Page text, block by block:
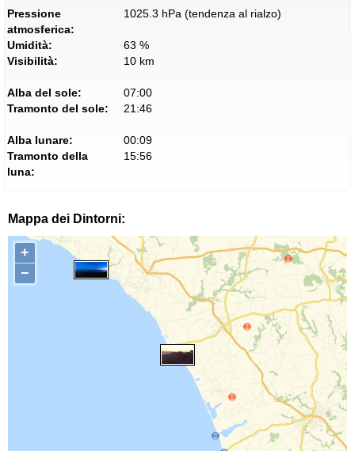
Pressione
atmosferica:
1025.3 hPa (tendenza al rialzo)
Umidità:
63 %
Visibilità:
10 km
Alba del sole:
07:00
Tramonto del sole:
21:46
Alba lunare:
00:09
Tramonto della
luna:
15:56
Mappa dei Dintorni:
+
−